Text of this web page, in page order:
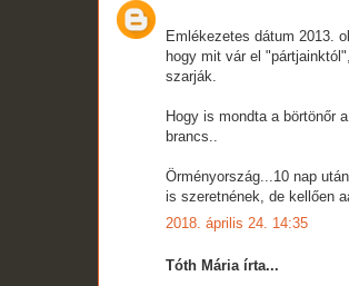
Emlékezetes dátum 2013.
hogy mit vár el
szarják.
Hogy is mondta a börtönőr
brancs..
Örményország...10 nap
is szeretnének, de kellően
2018. április 24. 14:35
Tóth Mária írta...